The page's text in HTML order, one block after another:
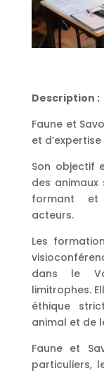
Description :
Faune et
et
Son objectif
des animaux
formant et
acteurs.
Les
dans le
limitrophes.
éthique
animal et de
Faune et
particuliers,